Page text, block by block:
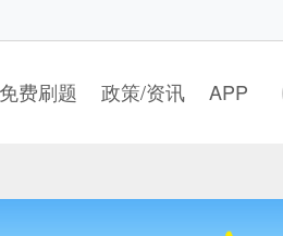
免费刷题 政策/资讯 APP